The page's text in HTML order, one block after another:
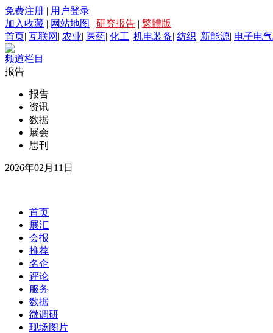
免费注册 | 用户登录
加入收藏 | 网站地图 | 研究报告 | 繁體版
首页| 互联网 | 农业| 医药| 化工| 机电装备| 纺织| 新能源| 电子电气
频道栏目
报告
报告
资讯
数据
展会
思刊
2026年02月11日
首页
展汇
会报
推荐
名企
评论
服务
数据
微调研
现场图片